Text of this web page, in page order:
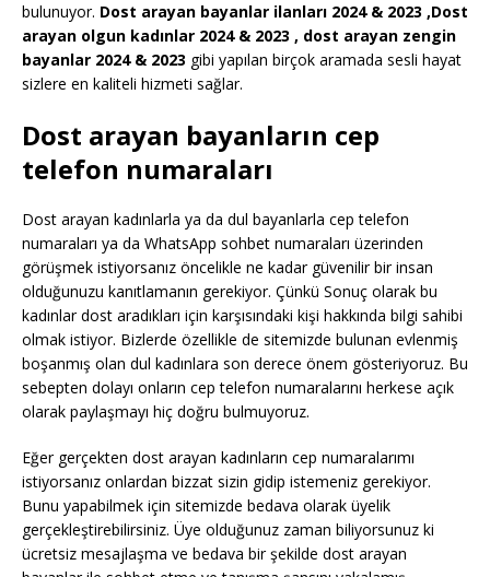
bulunuyor. Dost arayan bayanlar ilanları 2024 & 2023 ,Dost
arayan olgun kadınlar 2024 & 2023 , dost arayan zengin
bayanlar 2024 & 2023 gibi yapılan birçok aramada sesli hayat
sizlere en kaliteli hizmeti sağlar.
Dost arayan bayanların cep
telefon numaraları
Dost arayan kadınlarla ya da dul bayanlarla cep telefon
numaraları ya da WhatsApp sohbet numaraları üzerinden
görüşmek istiyorsanız öncelikle ne kadar güvenilir bir insan
olduğunuzu kanıtlamanın gerekiyor. Çünkü Sonuç olarak bu
kadınlar dost aradıkları için karşısındaki kişi hakkında bilgi sahibi
olmak istiyor. Bizlerde özellikle de sitemizde bulunan evlenmiş
boşanmış olan dul kadınlara son derece önem gösteriyoruz. Bu
sebepten dolayı onların cep telefon numaralarını herkese açık
olarak paylaşmayı hiç doğru bulmuyoruz.
Eğer gerçekten dost arayan kadınların cep numaralarımı
istiyorsanız onlardan bizzat sizin gidip istemeniz gerekiyor.
Bunu yapabilmek için sitemizde bedava olarak üyelik
gerçekleştirebilirsiniz. Üye olduğunuz zaman biliyorsunuz ki
ücretsiz mesajlaşma ve bedava bir şekilde dost arayan